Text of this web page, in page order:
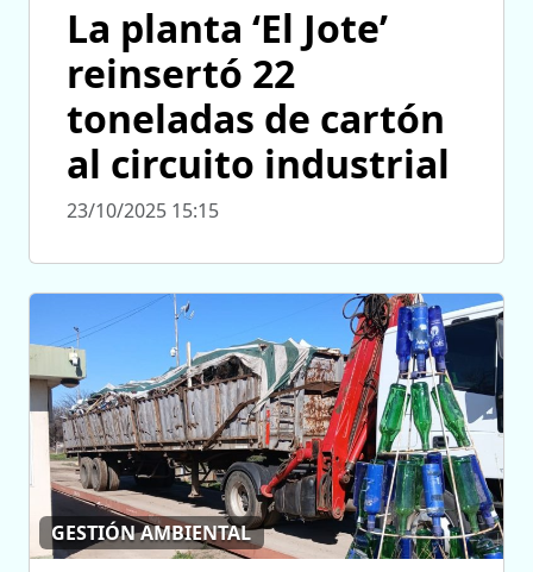
La planta ‘El Jote’
reinsertó 22
toneladas de cartón
al circuito industrial
23/10/2025 15:15
GESTIÓN AMBIENTAL